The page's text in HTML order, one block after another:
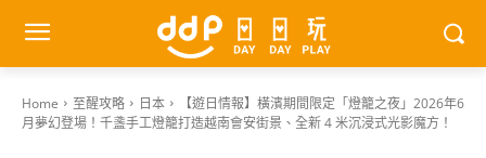
Home 至醒攻略 日本
【遊日情報】橫濱期間限定「燈籠之夜」2026年6
月夢幻登場！千盞手工燈籠打造越南會安街景、全新 4 米沉浸式光影魔方！